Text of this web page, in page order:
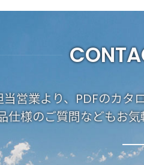
当営業より、PDFのカタ
仕様のご質問などもお気